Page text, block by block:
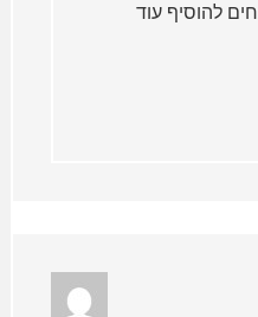
להוסיף עוד